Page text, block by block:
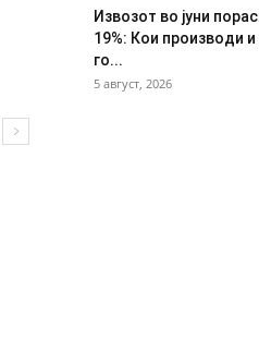
Извозот во јуни
19%: Кои производи и
го...
5 август, 2026